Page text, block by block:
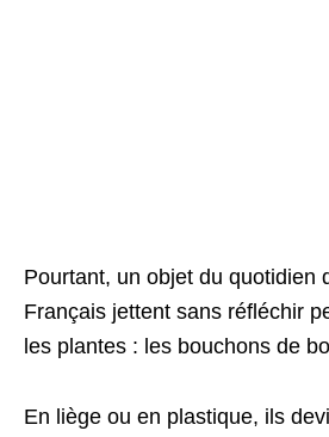
Pourtant, un objet du quotidien
Français jettent sans réfléchir
les plantes : les bouchons de
En liège ou en plastique, ils